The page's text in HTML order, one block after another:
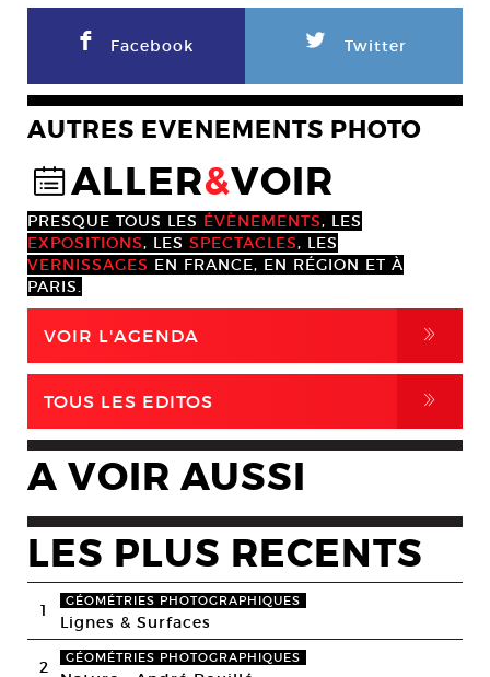
F Facebook L Twitter
AUTRES EVENEMENTS PHOTO
@ALLER&VOIR
PRESQUE TOUS LES ÉVÈNEMENTS, LES
EXPOSITIONS, LES SPECTACLES, LES
VERNISSAGES EN FRANCE, EN RÉGION ET À
PARIS.
VOIR L'AGENDA ,
TOUS LES EDITOS ,
A VOIR AUSSI
LES PLUS RECENTS
1 GÉOMÉTRIES PHOTOGRAPHIQUES
Lignes & Surfaces
2 GÉOMÉTRIES PHOTOGRAPHIQUES